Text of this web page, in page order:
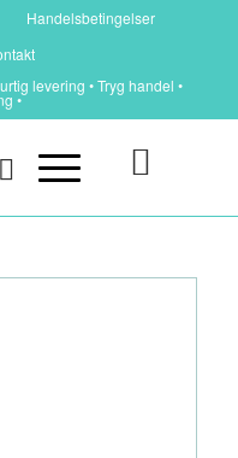
Handelsbetingelser
levering • Tryg handel •
•